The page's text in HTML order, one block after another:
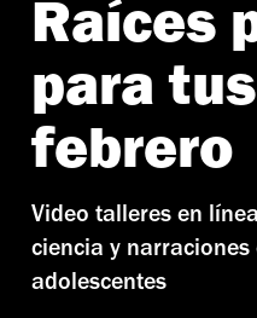
Raíces
para
febrero
Video talleres en
ciencia y
adolescentes